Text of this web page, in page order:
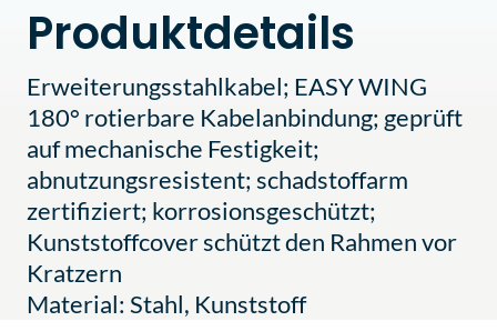
Produktdetails
Erweiterungsstahlkabel; EASY WING
180° rotierbare Kabelanbindung; geprüft
auf mechanische Festigkeit;
abnutzungsresistent; schadstoffarm
zertifiziert; korrosionsgeschützt;
Kunststoffcover schützt den Rahmen vor
Kratzern
Material: Stahl, Kunststoff